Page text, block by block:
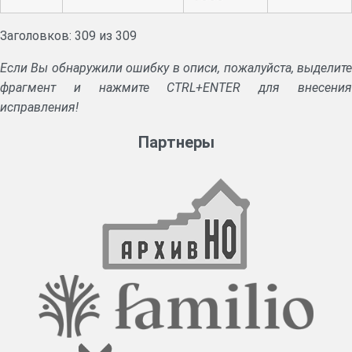
Заголовков: 309 из 309
Если Вы обнаружили ошибку в описи, пожалуйста, выделите
фрагмент и нажмите CTRL+ENTER для внесения
исправления!
Партнеры